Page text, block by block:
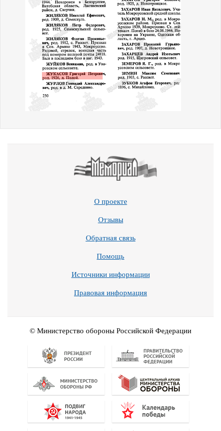
О проекте
Отзывы
Обратная связь
Помощь
Источники информации
Правовая информация
© Министерство обороны Российской Федерации